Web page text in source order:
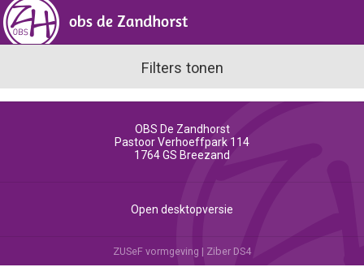
Filters tonen
OBS De Zandhorst
Pastoor Verhoeffpark 114
1764 GS Breezand
Open desktopversie
ZUSeF vormgeving | Ziber DS4